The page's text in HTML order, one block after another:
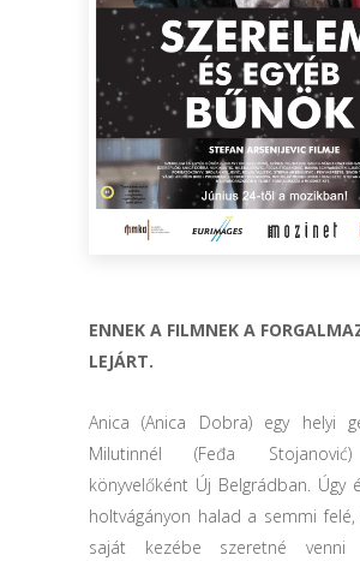
ENNEK A FILMNEK A
LEJÁRT.
Anica (Anica Dobra) egy helyi
Milutinnél (Feđa
könyvelőként Új Belgrádban. Úgy
holtvágányon halad a semmi felé,
saját kezébe szeretné